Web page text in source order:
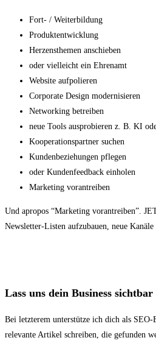
Fort- / Weiterbildung
Produktentwicklung
Herzensthemen anschieben
oder vielleicht ein Ehrenamt
Website aufpolieren
Corporate Design modernisieren
Networking betreiben
neue Tools ausprobieren z. B. KI
Kooperationspartner suchen
Kundenbeziehungen pflegen
oder Kundenfeedback einholen
Marketing vorantreiben
Und apropos “Marketing vorantreiben”.
Newsletter-Listen aufzubauen, neue
Lass uns dein Business sichtbar
Bei letzterem unterstütze ich dich als
relevante Artikel schreiben, die gefunden